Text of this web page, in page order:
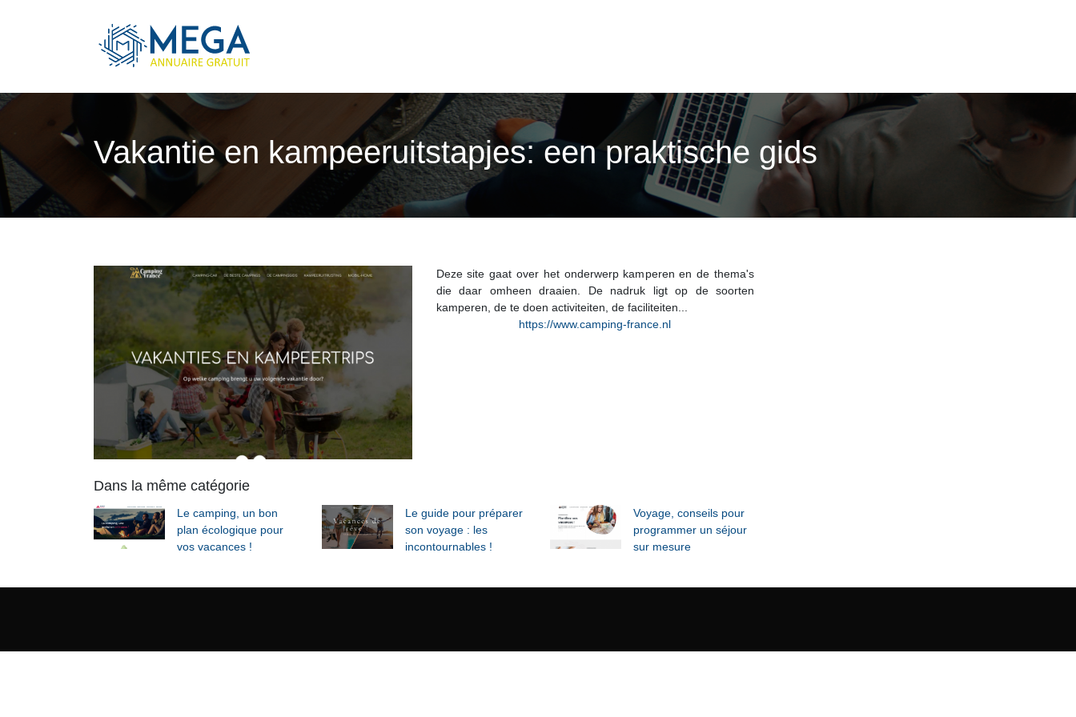
Vakantie en kampeeruitstapjes: een praktische gids
Deze site gaat over het onderwerp kamperen en de thema's
die daar omheen draaien. De nadruk ligt op de soorten
kamperen, de te doen activiteiten, de faciliteiten...
https://www.camping-france.nl
Dans la même catégorie
Le camping, un bon
plan écologique pour
vos vacances !
Le guide pour préparer
son voyage : les
incontournables !
Voyage, conseils pour
programmer un séjour
sur mesure